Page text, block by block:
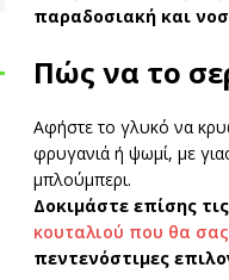
παραδοσιακή και
Πώς να το
Αφήστε το γλυκό να
φρυγανιά ή ψωμί, με
μπλούμπερι.
Δοκιμάστε επίσης
κουταλιού που θα
πεντενόστιμες